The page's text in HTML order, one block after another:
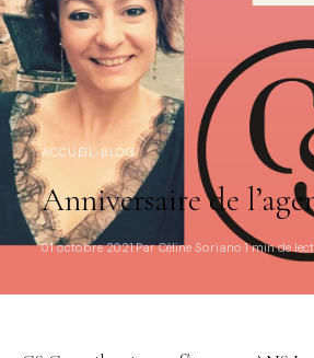
ACCUEIL ›BLOG
Anniversaire de
01 octobre 2021·Par Céline Soriano 1 min de